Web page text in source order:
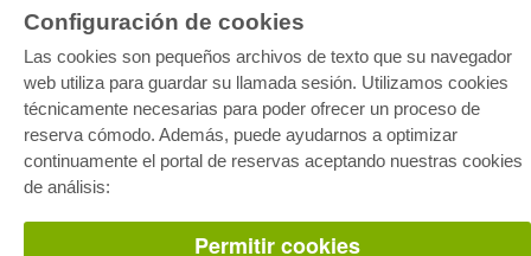
Configuración de cookies
Las cookies son pequeños archivos de texto que su navegador
web utiliza para guardar su llamada sesión. Utilizamos cookies
técnicamente necesarias para poder ofrecer un proceso de
reserva cómodo. Además, puede ayudarnos a optimizar
continuamente el portal de reservas aceptando nuestras cookies
de análisis:
Permitir cookies
Paquete de especialidades
Facilitación de E-Books
Preguntas mas frequentes(FAQ)
TIENDA ONLINE
Todos los autores
Las devoluciones